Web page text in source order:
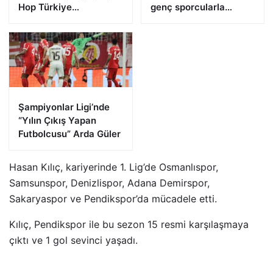
Hop Türkiye
Zirveye Çıktı
genç sporcularla
Şampiyonlar Ligi’nde
“Yılın Çıkış Yapan
Futbolcusu” Arda Güler
Hasan Kılıç, kariyerinde 1. Lig’de Osmanlıspor,
Samsunspor, Denizlispor, Adana Demirspor,
Sakaryaspor ve Pendikspor’da mücadele etti.
Kılıç, Pendikspor ile bu sezon 15 resmi karşılaşmaya
çıktı ve 1 gol sevinci yaşadı.